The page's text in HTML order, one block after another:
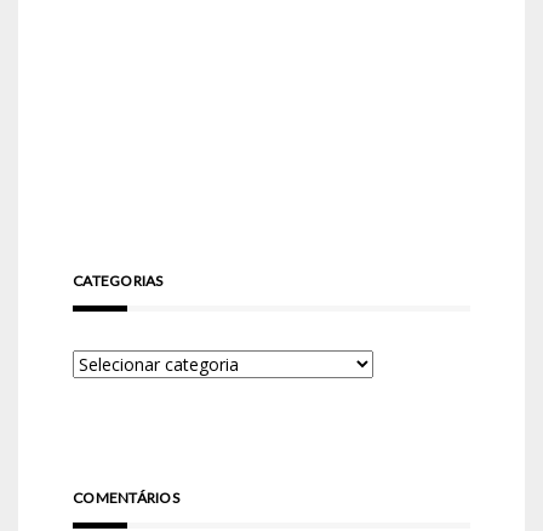
CATEGORIAS
COMENTÁRIOS